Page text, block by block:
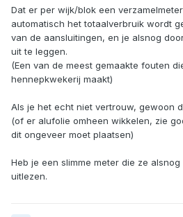
Dat er per wijk/blok een
automatisch het totaalverbruik wordt
van de aansluitingen, en je alsnog
uit te leggen.
(Een van de meest gemaakte fouten
hennepkwekerij maakt)
Als je het echt niet vertrouw, gewoon
(of er alufolie omheen wikkelen, zie
dit ongeveer moet plaatsen)
Heb je een slimme meter die ze
uitlezen.